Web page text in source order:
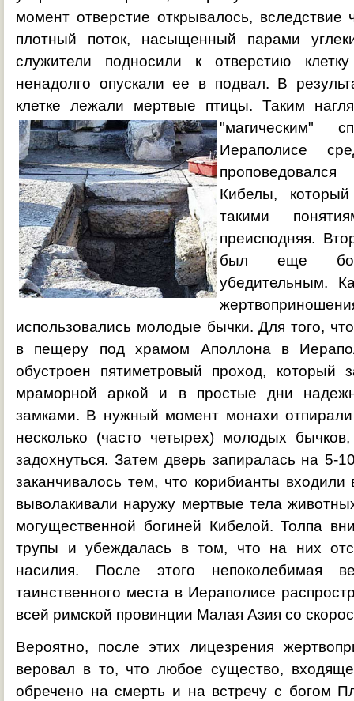
момент отверстие открывалось,
плотный поток, насыщенный парами
служители подносили к отверстию
ненадолго опускали ее в подвал. В
клетке лежали мертвые птицы. Таким
"магическим"
Иераполисе
Кибелы,
такими
преисподняя.
был еще
убедительным.
использовались молодые бычки. Для того,
в пещеру под храмом Аполлона в
обустроен пятиметровый проход, который
мраморной аркой и в простые дни
замками. В нужный момент монахи отпирали
несколько (часто четырех) молодых
задохнуться. Затем дверь запиралась на 5-
заканчивалось тем, что корибианты
выволакивали наружу мертвые тела
могущественной богиней Кибелой. Толпа
трупы и убеждалась в том, что на них
насилия. После этого непоколебимая
таинственного места в Иераполисе
всей римской провинции Малая Азия со
Вероятно, после этих лицезрения
веровал в то, что любое существо,
обречено на смерть и на встречу с богом